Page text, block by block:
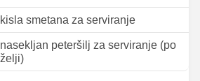
kisla smetana za serviranje
nasekljan peteršilj za serviranje (po
želji)